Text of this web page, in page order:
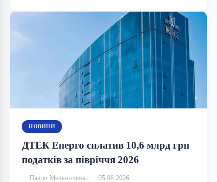
НОВИНИ
ДТЕК Енерго сплатив 10,6 млрд грн
податків за півріччя 2026
Павло Мельниченко 05.08.2026